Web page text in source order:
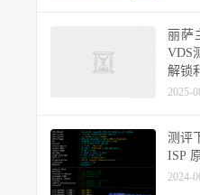
丽萨
VDS
解锁
2025-
测评
ISP
2024-